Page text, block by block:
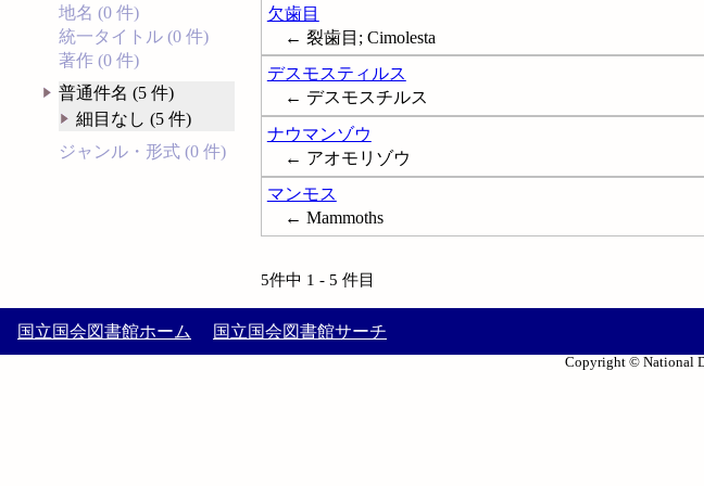
地名 (0 件)
統一タイトル (0 件)
著作 (0 件)
普通件名 (5 件)
細目なし (5 件)
ジャンル・形式 (0 件)
欠歯目
← 裂歯目; Cimolesta
デスモスティルス
← デスモスチルス
ナウマンゾウ
← アオモリゾウ
マンモス
← Mammoths
5件中 1 - 5 件目
国立国会図書館ホーム 国立国会図書館サーチ
Copyright © National